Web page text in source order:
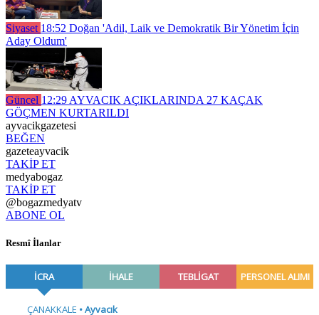
Siyaset 18:52 Doğan 'Adil, Laik ve Demokratik Bir Yönetim İçin
Aday Oldum'
Güncel 12:29 AYVACIK AÇIKLARINDA 27 KAÇAK
GÖÇMEN KURTARILDI
ayvacikgazetesi
BEĞEN
gazeteayvacik
TAKİP ET
medyabogaz
TAKİP ET
@bogazmedyatv
ABONE OL
Resmî İlanlar